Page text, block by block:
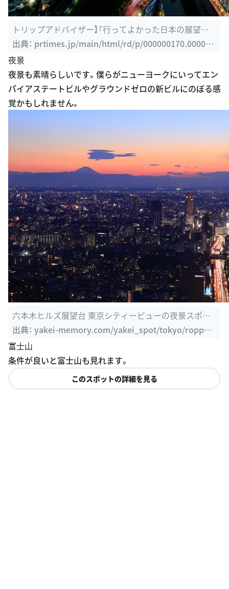
トリップアドバイザー】「行ってよかった日本の展望ス
ポット 2013」 を ...
出典： prtimes.jp/main/html/rd/p/000000170.000001
853.html
夜景
夜景も素晴らしいです。僕らがニューヨークにいってエン
パイアステートビルやグラウンドゼロの新ビルにのぼる感
覚かもしれません。
六本木ヒルズ展望台 東京シティービューの夜景スポッ
ト情報 | Yakei ...
出典： yakei-memory.com/yakei_spot/tokyo/roppon
gihills
富士山
条件が良いと富士山も見れます。
このスポットの詳細を見る